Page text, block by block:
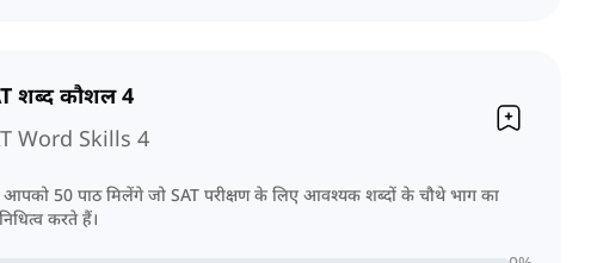
शब्द कौशल 4
Word Skills 4
आपको 50 पाठ मिलेंगे जो SAT परीक्षण के लिए आवश्यक शब्दों के चौथे भाग का
करते हैं।